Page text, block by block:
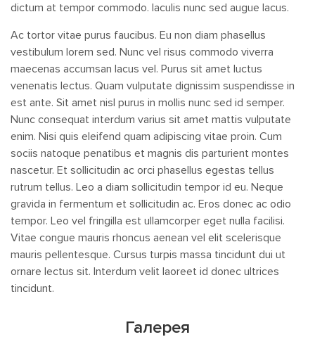
dictum at tempor commodo. Iaculis nunc sed augue lacus.
Ac tortor vitae purus faucibus. Eu non diam phasellus
vestibulum lorem sed. Nunc vel risus commodo viverra
maecenas accumsan lacus vel. Purus sit amet luctus
venenatis lectus. Quam vulputate dignissim suspendisse in
est ante. Sit amet nisl purus in mollis nunc sed id semper.
Nunc consequat interdum varius sit amet mattis vulputate
enim. Nisi quis eleifend quam adipiscing vitae proin. Cum
sociis natoque penatibus et magnis dis parturient montes
nascetur. Et sollicitudin ac orci phasellus egestas tellus
rutrum tellus. Leo a diam sollicitudin tempor id eu. Neque
gravida in fermentum et sollicitudin ac. Eros donec ac odio
tempor. Leo vel fringilla est ullamcorper eget nulla facilisi.
Vitae congue mauris rhoncus aenean vel elit scelerisque
mauris pellentesque. Cursus turpis massa tincidunt dui ut
ornare lectus sit. Interdum velit laoreet id donec ultrices
tincidunt.
Галерея